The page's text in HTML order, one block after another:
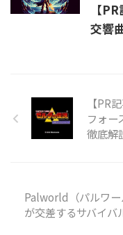
【
交響
【PR
フォー
徹底解
Palworld（パルワ
が交差するサバイバ